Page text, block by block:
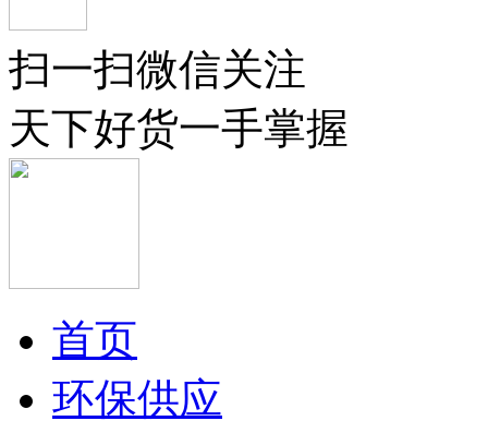
扫一扫微信关注
天下好货一手掌握
首页
环保供应